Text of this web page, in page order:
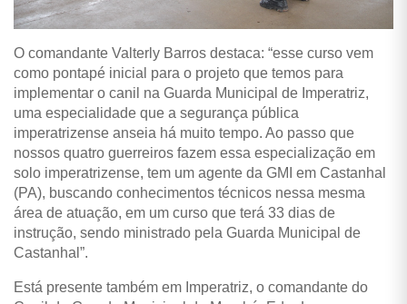
O comandante Valterly Barros destaca: “esse curso vem
como pontapé inicial para o projeto que temos para
implementar o canil na Guarda Municipal de Imperatriz,
uma especialidade que a segurança pública
imperatrizense anseia há muito tempo. Ao passo que
nossos quatro guerreiros fazem essa especialização em
solo imperatrizense, tem um agente da GMI em Castanhal
(PA), buscando conhecimentos técnicos nessa mesma
área de atuação, em um curso que terá 33 dias de
instrução, sendo ministrado pela Guarda Municipal de
Castanhal”.
Está presente também em Imperatriz, o comandante do